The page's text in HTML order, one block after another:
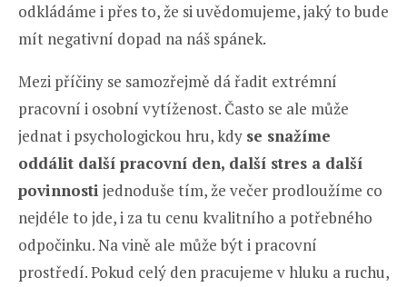
odkládáme i přes to, že si uvědomujeme, jaký to bude
mít negativní dopad na náš spánek.
Mezi příčiny se samozřejmě dá řadit extrémní
pracovní i osobní vytíženost. Často se ale může
jednat i psychologickou hru, kdy se snažíme
oddálit další pracovní den, další stres a další
povinnosti jednoduše tím, že večer prodloužíme co
nejdéle to jde, i za tu cenu kvalitního a potřebného
odpočinku. Na vině ale může být i pracovní
prostředí. Pokud celý den pracujeme v hluku a ruchu,